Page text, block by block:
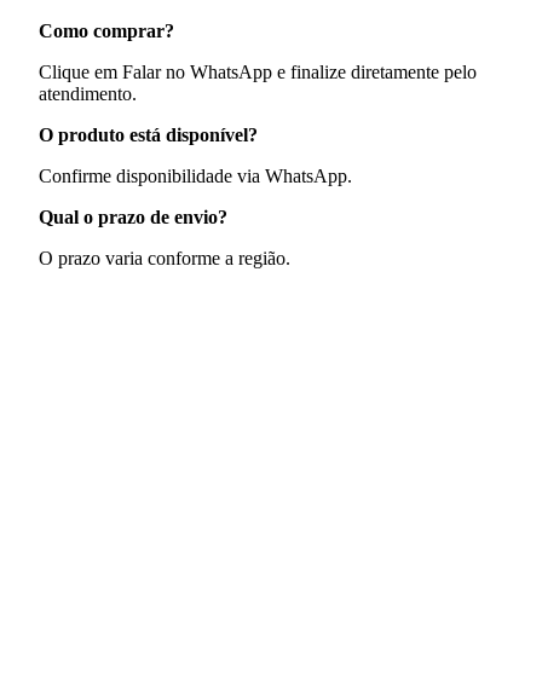
Como comprar?
Clique em Falar no WhatsApp e finalize diretamente pelo
atendimento.
O produto está disponível?
Confirme disponibilidade via WhatsApp.
Qual o prazo de envio?
O prazo varia conforme a região.